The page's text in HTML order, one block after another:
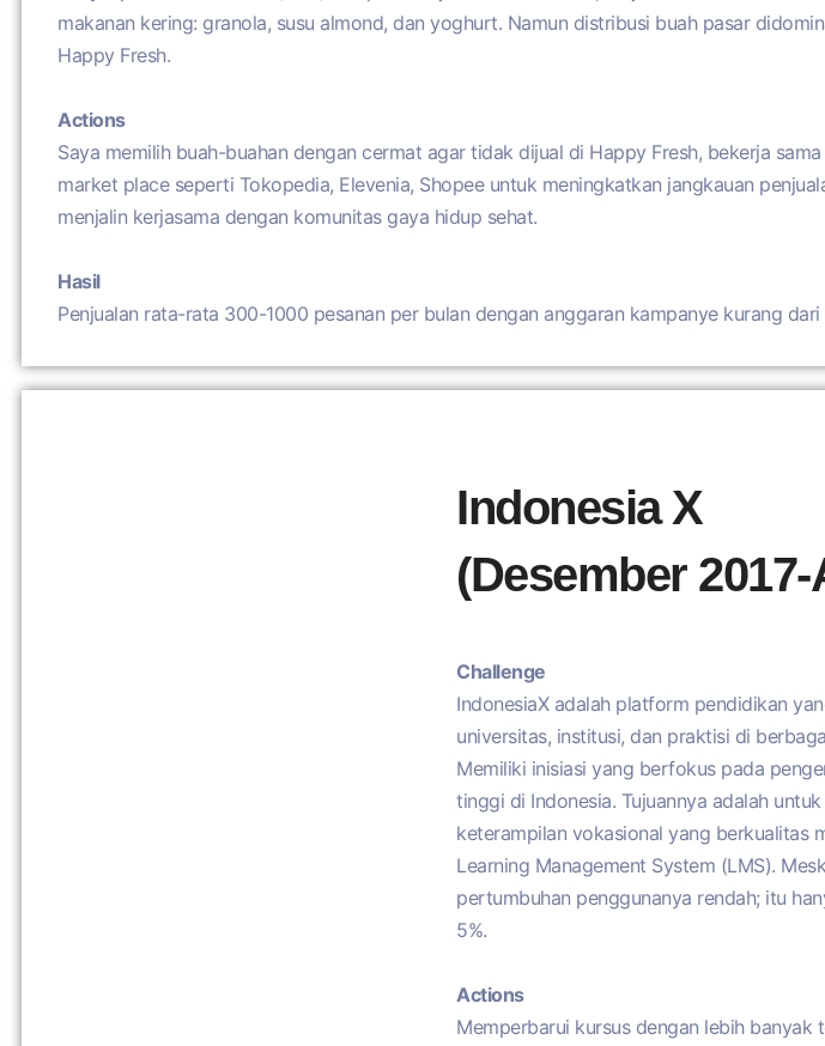
makanan kering: granola, susu almond, dan yoghurt. Namun distribusi buah pasar
Happy Fresh.
Actions
Saya memilih buah-buahan dengan cermat agar tidak dijual di Happy Fresh, bekerja
market place seperti Tokopedia, Elevenia, Shopee untuk meningkatkan jangkauan
menjalin kerjasama dengan komunitas gaya hidup sehat.
Hasil
Penjualan rata-rata 300-1000 pesanan per bulan dengan anggaran kampanye kurang dari
Indonesia X
(Desember
Challenge
IndonesiaX adalah platform pendidikan
universitas, institusi, dan praktisi di
Memiliki inisiasi yang berfokus pada
tinggi di Indonesia. Tujuannya adalah
keterampilan vokasional yang berkualitas
Learning Management System (LMS).
pertumbuhan penggunanya rendah; itu
5%.
Actions
Memperbarui kursus dengan lebih